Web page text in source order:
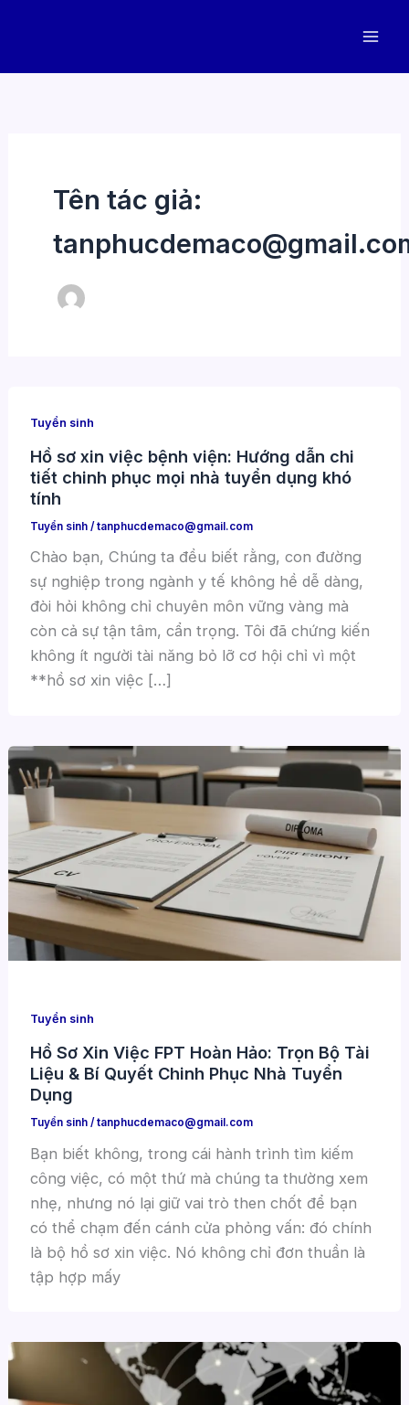
Tên tác giả:
Tuyển sinh
Hồ sơ xin việc bệnh viện: Hướng dẫn chi
tiết chinh phục mọi nhà tuyển dụng khó
tính
Tuyển sinh /tanphucdemaco@gmail.com
Chào bạn, Chúng ta đều biết rằng, con đường
sự nghiệp trong ngành y tế không hề dễ dàng,
đòi hỏi không chỉ chuyên môn vững vàng mà
còn cả sự tận tâm, cẩn trọng. Tôi đã chứng kiến
không ít người tài năng bỏ lỡ cơ hội chỉ vì một
**hồ sơ xin việc […]
Tuyển sinh
Hồ Sơ Xin Việc FPT Hoàn Hảo: Trọn Bộ Tài
Liệu & Bí Quyết Chinh Phục Nhà Tuyển
Dụng
Tuyển sinh /tanphucdemaco@gmail.com
Bạn biết không, trong cái hành trình tìm kiếm
công việc, có một thứ mà chúng ta thường xem
nhẹ, nhưng nó lại giữ vai trò then chốt để bạn
có thể chạm đến cánh cửa phỏng vấn: đó chính
là bộ hồ sơ xin việc. Nó không chỉ đơn thuần là
tập hợp mấy